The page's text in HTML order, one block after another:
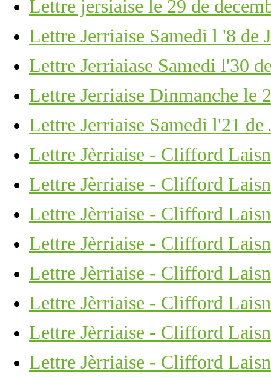
Lettre jersiaise le 29 de
Lettre Jerriaise Samedi l '8 de
Lettre Jerriaiase Samedi l'30
Lettre Jerriaise Dinmanche le
Lettre Jerriaise Samedi l'21 de
Lettre Jèrriaise - Clifford
Lettre Jèrriaise - Clifford
Lettre Jèrriaise - Clifford
Lettre Jèrriaise - Clifford
Lettre Jèrriaise - Clifford
Lettre Jèrriaise - Clifford
Lettre Jèrriaise - Clifford
Lettre Jèrriaise - Clifford